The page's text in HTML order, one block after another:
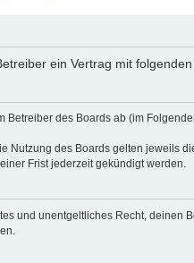
ein Vertrag mit
des Boards ab (im
Nutzung des Boards gelten jeweils
Frist jederzeit gekündigt werden.
und unentgeltliches Recht, deinen